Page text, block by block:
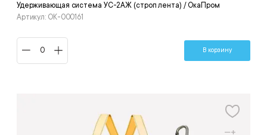
Удерживающая система УС-2АЖ (строп лента) / ОкаПром
Артикул: ОК-000161
В корзину